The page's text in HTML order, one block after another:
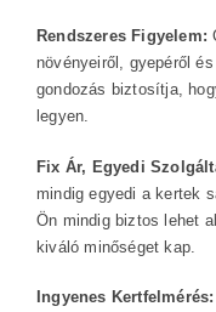
Rendszeres Figyelem:
növényeiről, gyepéről
gondozás biztosítja,
legyen.
Fix Ár, Egyedi
mindig egyedi a kertek
Ön mindig biztos lehet
kiváló minőséget kap.
Ingyenes Kertfelmérés: